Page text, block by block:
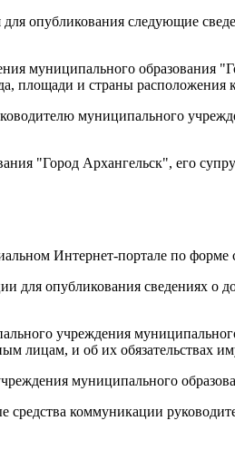
опубликования следующие
муниципального образования
площади и страны расположения
муниципального
"Город Архангельск", его
Интернет-портале по
опубликования сведениях о
учреждения
лицам, и об их обязательствах
муниципального
коммуникации